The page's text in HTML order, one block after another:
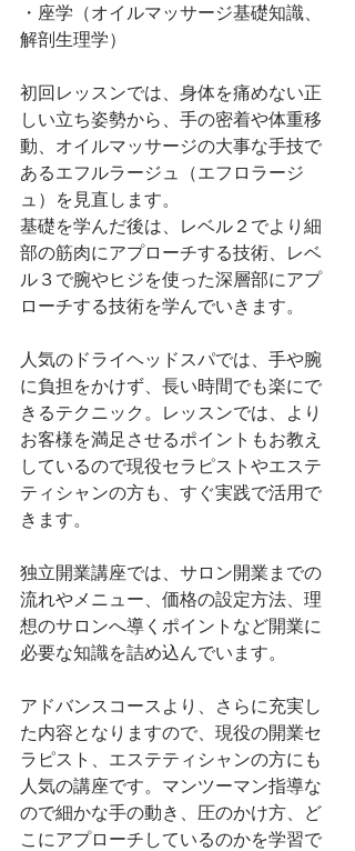
・座学（オイルマッサージ基礎知識、
解剖生理学）
初回レッスンでは、身体を痛めない正
しい立ち姿勢から、手の密着や体重移
動、オイルマッサージの大事な手技で
あるエフルラージュ（エフロラージ
ュ）を見直します。
基礎を学んだ後は、レベル２でより細
部の筋肉にアプローチする技術、レベ
ル３で腕やヒジを使った深層部にアプ
ローチする技術を学んでいきます。
人気のドライヘッドスパでは、手や腕
に負担をかけず、長い時間でも楽にで
きるテクニック。レッスンでは、より
お客様を満足させるポイントもお教え
しているので現役セラピストやエステ
ティシャンの方も、すぐ実践で活用で
きます。
独立開業講座では、サロン開業までの
流れやメニュー、価格の設定方法、理
想のサロンへ導くポイントなど開業に
必要な知識を詰め込んでいます。
アドバンスコースより、さらに充実し
た内容となりますので、現役の開業セ
ラピスト、エステティシャンの方にも
人気の講座です。マンツーマン指導な
ので細かな手の動き、圧のかけ方、ど
こにアプローチしているのかを学習で